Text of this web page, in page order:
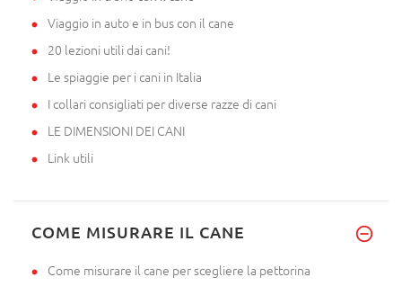
Viaggio in auto e in bus con il cane
20 lezioni utili dai cani!
Le spiaggie per i cani in Italia
I collari consigliati per diverse razze di cani
LE DIMENSIONI DEI CANI
Link utili
COME MISURARE IL CANE
Come misurare il cane per scegliere la pettorina